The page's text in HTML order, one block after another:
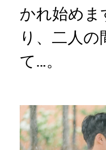
かれ始め
り、二人
て…。